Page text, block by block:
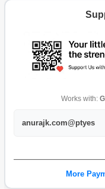
Works with:
anurajk.com@ptyes
More